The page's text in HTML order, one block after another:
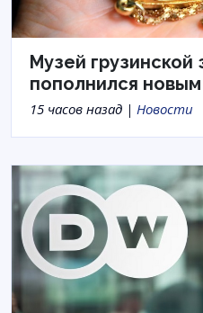
Музей грузинской
пополнился
15 часов назад | Новости